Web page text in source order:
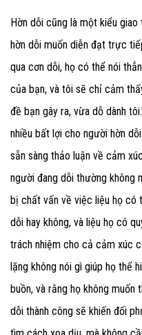
Hờn dỗi cũng là một kiểu
hờn dỗi muốn diễn đạt trực
qua cơn dỗi, họ có thể nói
của bạn, và tôi sẽ chỉ cảm
đề bạn gây ra, vừa dỗ dành
nhiều bất lợi cho người hờn
sẵn sàng thảo luận về cảm
người đang dỗi thường không
bị chất vấn về việc liệu họ có
dỗi hay không, và liệu họ có
trách nhiệm cho cả cảm xúc
lặng không nói gì giúp họ thể
buồn, và rằng họ không muốn
dỗi thành công sẽ khiến đối